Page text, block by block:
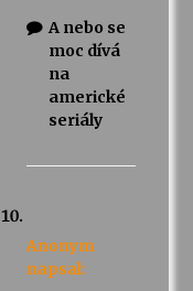
A nebo se
moc dívá
na
americké
seriály
Anonym
napsal: